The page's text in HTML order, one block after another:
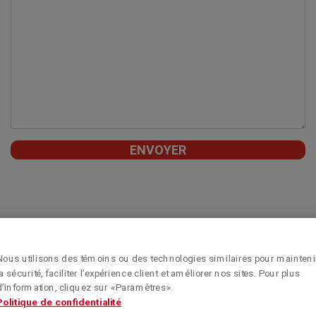
Obtenez toute l’information sur les nouveautés, les
conseils et les offres spéciales de Kenworth Montréal
en vous inscrivant à l’infolettre.
utilisons des témoins ou des technologies similaires pour
sécurité, faciliter l’expérience client et améliorer nos sites. Pour plus
cliquez sur « Paramètres ».
de confidentialité